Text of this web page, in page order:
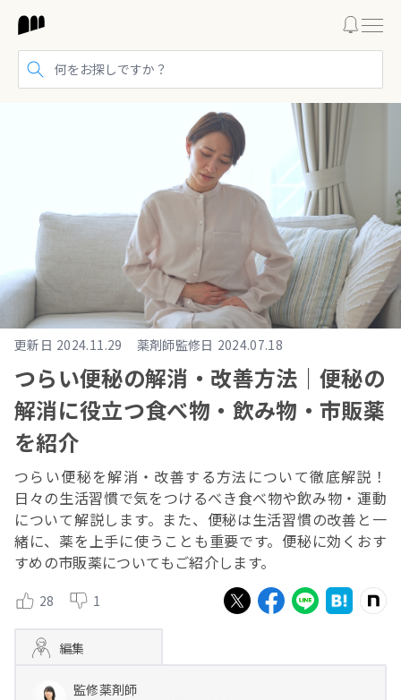
検索する
更新日 2024.11.29 薬剤師監修日 2024.07.18
つらい便秘の解消・改善方法｜便秘の
解消に役立つ食べ物・飲み物・市販薬
を紹介
つらい便秘を解消・改善する方法について徹底解説！
日々の生活習慣で気をつけるべき食べ物や飲み物・運動
について解説します。また、便秘は生活習慣の改善と一
緒に、薬を上手に使うことも重要です。便秘に効くおす
すめの市販薬についてもご紹介します。
28 1
編集
監修薬剤師